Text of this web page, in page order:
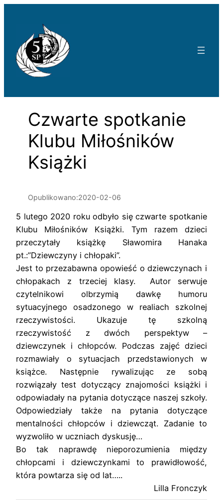
Czwarte spotkanie
Klubu Miłośników
Książki
Opublikowano:2020-02-06
5 lutego 2020 roku odbyło się czwarte spotkanie
Klubu Miłośników Książki. Tym razem dzieci
przeczytały książkę Sławomira Hanaka
pt.:”Dziewczyny i chłopaki”.
Jest to przezabawna opowieść o dziewczynach i
chłopakach z trzeciej klasy. Autor serwuje
czytelnikowi olbrzymią dawkę humoru
sytuacyjnego osadzonego w realiach szkolnej
rzeczywistości. Ukazuje tę szkolną
rzeczywistość z dwóch perspektyw –
dziewczynek i chłopców. Podczas zajęć dzieci
rozmawiały o sytuacjach przedstawionych w
książce. Następnie rywalizując ze sobą
rozwiązały test dotyczący znajomości książki i
odpowiadały na pytania dotyczące naszej szkoły.
Odpowiedziały także na pytania dotyczące
mentalności chłopców i dziewcząt. Zadanie to
wyzwoliło w uczniach dyskusję…
Bo tak naprawdę nieporozumienia między
chłopcami i dziewczynkami to prawidłowość,
która powtarza się od lat…..
Lilla Fronczyk